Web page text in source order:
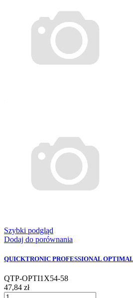
Szybki podgląd
Dodaj do porównania
QUICKTRONIC PROFESSIONAL
QTP-OPTI1X54-58
47,84 zł